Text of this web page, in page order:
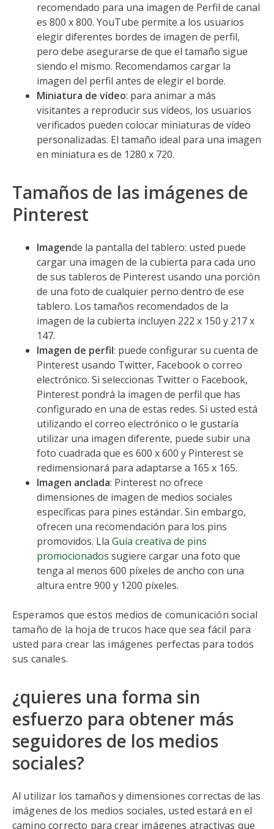
recomendado para una imagen de Perfil de canal
es 800 x 800. YouTube permite a los usuarios
elegir diferentes bordes de imagen de perfil,
pero debe asegurarse de que el tamaño sigue
siendo el mismo. Recomendamos cargar la
imagen del perfil antes de elegir el borde.
Miniatura de vídeo: para animar a más
visitantes a reproducir sus vídeos, los usuarios
verificados pueden colocar miniaturas de vídeo
personalizadas. El tamaño ideal para una imagen
en miniatura es de 1280 x 720.
Tamaños de las imágenes de
Pinterest
Imagende la pantalla del tablero: usted puede
cargar una imagen de la cubierta para cada uno
de sus tableros de Pinterest usando una porción
de una foto de cualquier perno dentro de ese
tablero. Los tamaños recomendados de la
imagen de la cubierta incluyen 222 x 150 y 217 x
147.
Imagen de perfil: puede configurar su cuenta de
Pinterest usando Twitter, Facebook o correo
electrónico. Si seleccionas Twitter o Facebook,
Pinterest pondrá la imagen de perfil que has
configurado en una de estas redes. Si usted está
utilizando el correo electrónico o le gustaría
utilizar una imagen diferente, puede subir una
foto cuadrada que es 600 x 600 y Pinterest se
redimensionará para adaptarse a 165 x 165.
Imagen anclada: Pinterest no ofrece
dimensiones de imagen de medios sociales
específicas para pines estándar. Sin embargo,
ofrecen una recomendación para los pins
promovidos. Lla Guía creativa de pins
promocionados sugiere cargar una foto que
tenga al menos 600 píxeles de ancho con una
altura entre 900 y 1200 píxeles.
Esperamos que estos medios de comunicación social
tamaño de la hoja de trucos hace que sea fácil para
usted para crear las imágenes perfectas para todos
sus canales.
¿quieres una forma sin
esfuerzo para obtener más
seguidores de los medios
sociales?
Al utilizar los tamaños y dimensiones correctas de las
imágenes de los medios sociales, usted estará en el
camino correcto para crear imágenes atractivas que